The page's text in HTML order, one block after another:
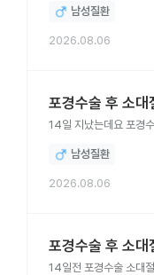
남성질환
2026.08.06
포경수술 후 소
남성질환
2026.08.06
포경수술 후 소
14일전 포경수술 소대절제를 같이 받았는데요 자가소독 거즈 바꾸